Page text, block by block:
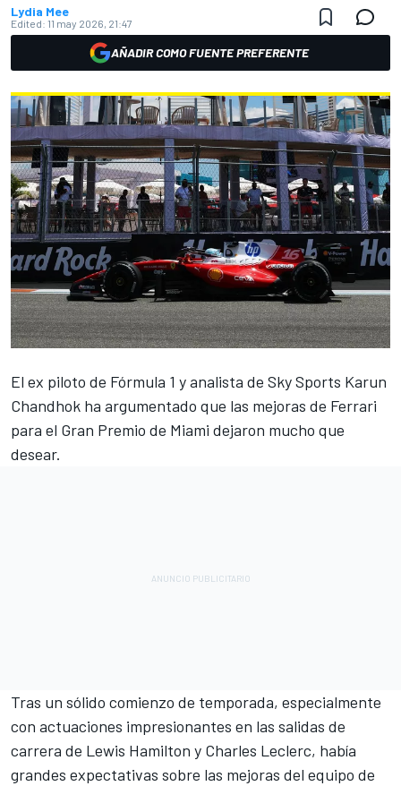
Lydia Mee
Edited: 11 may 2026, 21:47
AÑADIR COMO FUENTE PREFERENTE
El ex piloto de Fórmula 1 y analista de Sky Sports Karun
Chandhok ha argumentado que las mejoras de Ferrari
para el Gran Premio de Miami dejaron mucho que
desear.
Tras un sólido comienzo de temporada, especialmente
con actuaciones impresionantes en las salidas de
carrera de Lewis Hamilton y Charles Leclerc, había
grandes expectativas sobre las mejoras del equipo de